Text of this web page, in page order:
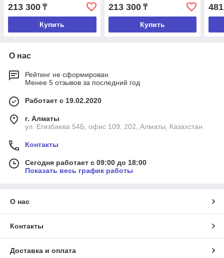
213 300 ₸
Купить
213 300₸
Купить
О нас
Рейтинг не сформирован
Менее 5 отзывов за последний год
Работает с 19.02.2020
г. Алматы
ул. Егизбаева 54Б, офис 109, 202, Алматы, Казахстан
Контакты
Сегодня работает с 09:00 до 18:00
Показать весь график работы
О нас
Контакты
Доставка и оплата